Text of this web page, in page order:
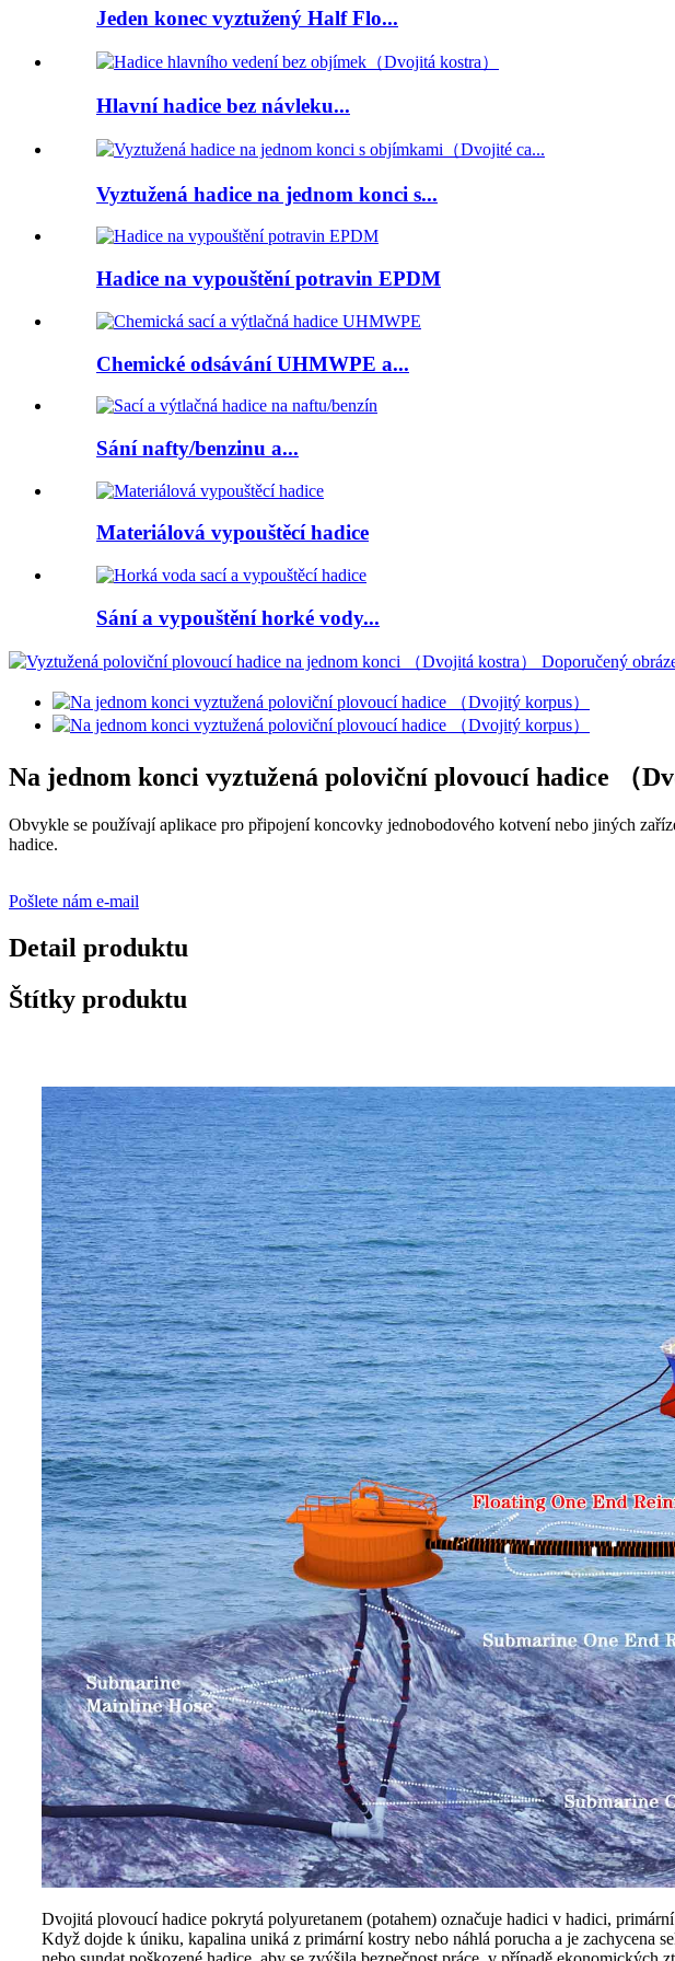
Jeden konec vyztužený Half Flo...
Hlavní hadice bez návleku...
Vyztužená hadice na jednom konci s...
Hadice na vypouštění potravin EPDM
Chemické odsávání UHMWPE a...
Sání nafty/benzinu a...
Materiálová vypouštěcí hadice
Sání a vypouštění horké vody...
Na jednom konci vyztužená poloviční plovoucí hadice （
Obvykle se používají aplikace pro připojení koncovky jednobodového kotvení nebo jiných
hadice.
Pošlete nám e-mail
Detail produktu
Štítky produktu
Dvojitá plovoucí hadice pokrytá polyuretanem (potahem) označuje hadici v hadici,
Když dojde k úniku, kapalina uniká z primární kostry nebo náhlá porucha a je zachycena